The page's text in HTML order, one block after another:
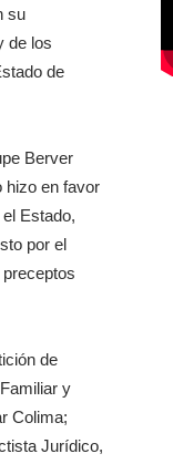
su
de los
de
Berver
hizo en favor
Estado,
por el
de
y
Colima;
Jurídico,